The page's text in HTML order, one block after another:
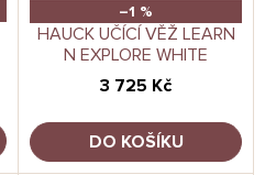
–1 %
HAUCK UČÍCÍ VĚŽ LEARN
N EXPLORE WHITE
3 725 Kč
DO KOŠÍKU